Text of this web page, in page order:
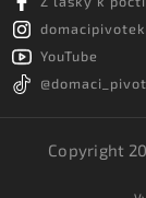
YouTube
Copyright